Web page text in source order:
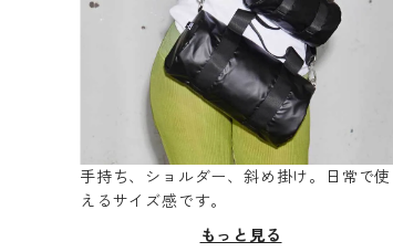
手持ち、ショルダー、斜め掛け。日常で使
えるサイズ感です。
もっと見る